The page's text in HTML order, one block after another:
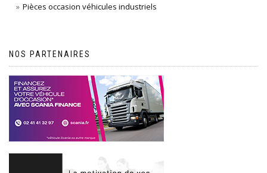
Pièces occasion véhicules industriels
NOS PARTENAIRES